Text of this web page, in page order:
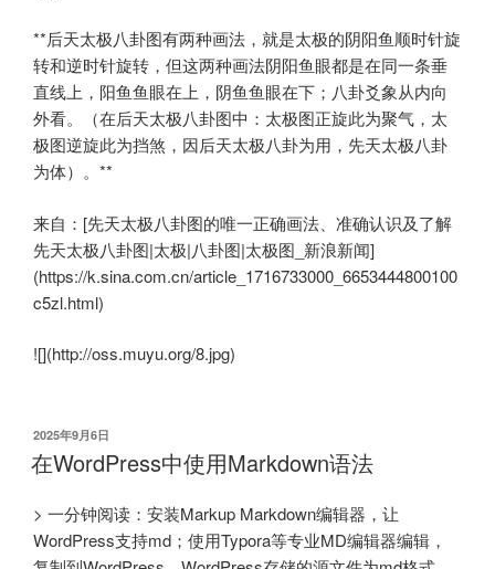
**后天太极八卦图有两种画法，就是太极的阴阳鱼顺时针旋
转和逆时针旋转，但这两种画法阴阳鱼眼都是在同一条垂
直线上，阳鱼鱼眼在上，阴鱼鱼眼在下；八卦爻象从内向
外看。（在后天太极八卦图中：太极图正旋此为聚气，太
极图逆旋此为挡煞，因后天太极八卦为用，先天太极八卦
为体）。**
来自：[先天太极八卦图的唯一正确画法、准确认识及了解
先天太极八卦图|太极|八卦图|太极图_新浪新闻]
(https://k.sina.com.cn/article_1716733000_6653444800100
c5zl.html)
![](http://oss.muyu.org/8.jpg)
发
布
于
2025年9月6日
在WordPress中使用Markdown语法
> 一分钟阅读：安装Markup Markdown编辑器，让
WordPress支持md；使用Typora等专业MD编辑器编辑，